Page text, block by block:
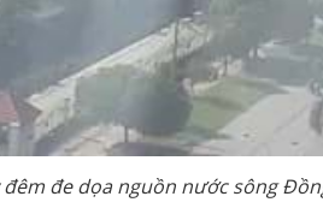
đe dọa nguồn nước sông